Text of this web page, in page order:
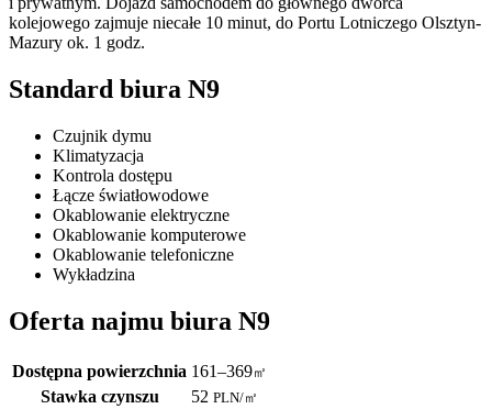
kolejowego zajmuje niecałe 10 minut, do Portu Lotniczego Olsztyn-
Mazury ok. 1 godz.
Standard biura N9
Czujnik dymu
Klimatyzacja
Kontrola dostępu
Łącze światłowodowe
Okablowanie elektryczne
Okablowanie komputerowe
Okablowanie telefoniczne
Wykładzina
Oferta najmu biura N9
Dostępna powierzchnia 161–369㎡
Stawka czynszu 52 PLN/㎡